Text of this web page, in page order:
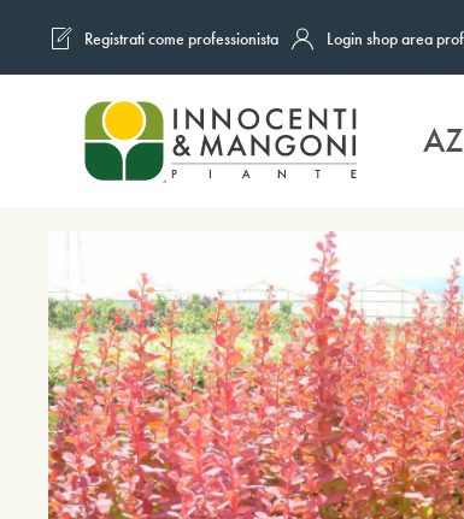
Skip to main content
Registrati come professionista Login shop area